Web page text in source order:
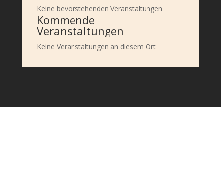
Keine bevorstehenden Veranstaltungen
Kommende
Veranstaltungen
Keine Veranstaltungen an diesem Ort